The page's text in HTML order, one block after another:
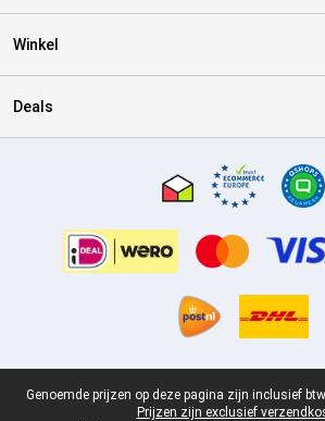
Winkel
Deals
Juridische voettekst
Genoemde prijzen op deze pagina zijn inclusief
Prijzen zijn exclusief